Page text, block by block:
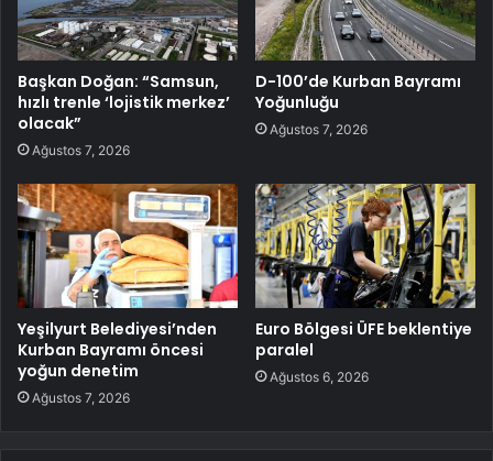
Başkan Doğan: “Samsun,
hızlı trenle ‘lojistik merkez’
olacak”
Ağustos 7, 2026
D-100’de Kurban Bayramı
Yoğunluğu
Ağustos 7, 2026
Yeşilyurt Belediyesi’nden
Kurban Bayramı öncesi
yoğun denetim
Ağustos 7, 2026
Euro Bölgesi ÜFE beklentiye
paralel
Ağustos 6, 2026